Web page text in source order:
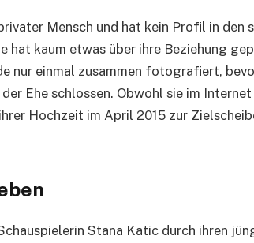
Mensch und hat kein Profil in den
hat kaum etwas über ihre Beziehung
nur einmal zusammen fotografiert,
Ehe schlossen. Obwohl sie im
Hochzeit im April 2015 zur
Stana Katic durch ihren